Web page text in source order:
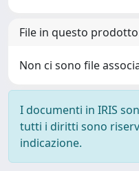
File in questo
Non ci sono file
I documenti in IRIS
tutti i diritti sono
indicazione.